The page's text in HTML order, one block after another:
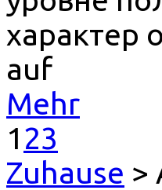
характер
auf
Mehr
1 23
Zuhause >